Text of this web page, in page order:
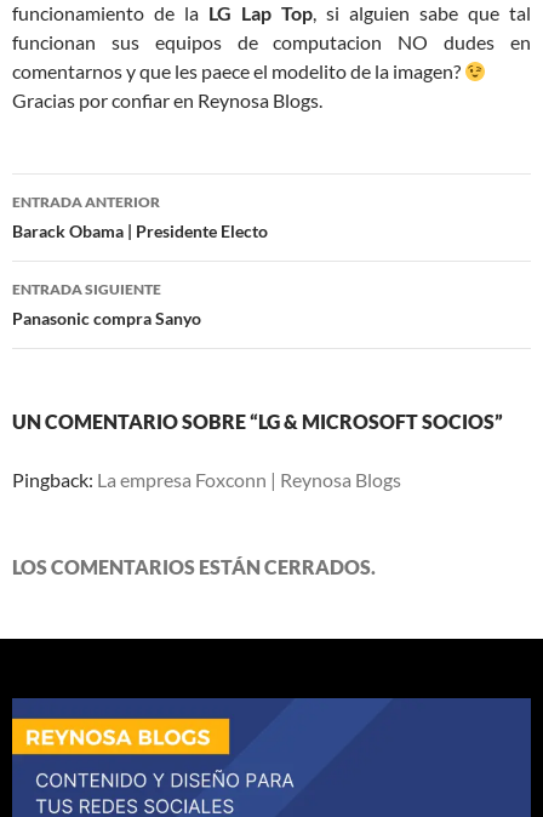
funcionamiento de la LG Lap Top, si alguien sabe que tal
funcionan sus equipos de computacion NO dudes en
comentarnos y que les paece el modelito de la imagen?
Gracias por confiar en Reynosa Blogs.
Navegación
de
entradas
ENTRADA ANTERIOR
Barack Obama | Presidente Electo
ENTRADA SIGUIENTE
Panasonic compra Sanyo
UN COMENTARIO SOBRE “LG & MICROSOFT SOCIOS”
Pingback: La empresa Foxconn | Reynosa Blogs
LOS COMENTARIOS ESTÁN CERRADOS.